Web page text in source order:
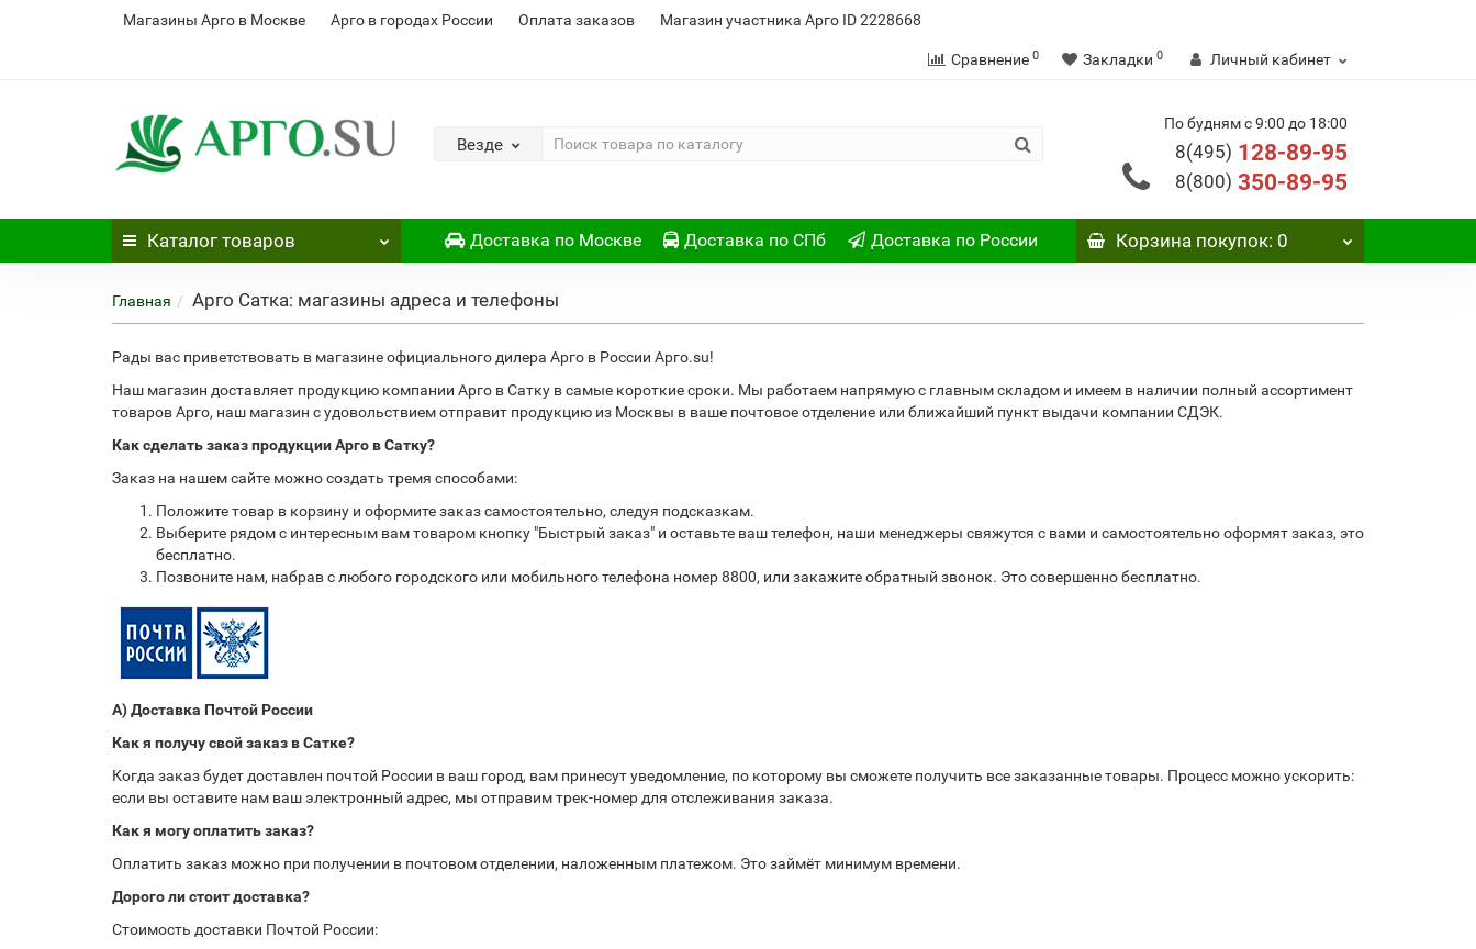
Магазины Арго в Москве Арго в городах России Оплата заказов Магазин участника Арго ID 2228668
Сравнение 0 Закладки 0 Личный кабинет
Везде
По будням с 9:00 до 18:00
8(495) 128-89-95
8(800) 350-89-95
Каталог товаров Доставка по Москве Доставка по СПб Доставка по России Корзинапокупок: 0
Главная Арго Сатка: магазины адреса и телефоны
Рады вас приветствовать в магазине официального дилера Арго в России Арго.su!
Наш магазин доставляет продукцию компании Арго в Сатку в самые короткие сроки. Мы работаем напрямую с главным складом и имеем в наличии полный ассортимент
товаров Арго, наш магазин с удовольствием отправит продукцию из Москвы в ваше почтовое отделение или ближайший пункт выдачи компании СДЭК.
Как сделать заказ продукции Арго в Сатку?
Заказ на нашем сайте можно создать тремя способами:
Положите товар в корзину и оформите заказ самостоятельно, следуя подсказкам.
Выберите рядом с интересным вам товаром кнопку "Быстрый заказ" и оставьте ваш телефон, наши менеджеры свяжутся с вами и самостоятельно оформят заказ, это
бесплатно.
Позвоните нам, набрав с любого городского или мобильного телефона номер 8800, или закажите обратный звонок. Это совершенно бесплатно.
А) Доставка Почтой России
Как я получу свой заказ в Сатке?
Когда заказ будет доставлен почтой России в ваш город, вам принесут уведомление, по которому вы сможете получить все заказанные товары. Процесс можно ускорить:
если вы оставите нам ваш электронный адрес, мы отправим трек-номер для отслеживания заказа.
Как я могу оплатить заказ?
Оплатить заказ можно при получении в почтовом отделении, наложенным платежом. Это займёт минимум времени.
Дорого ли стоит доставка?
Стоимость доставки Почтой России: